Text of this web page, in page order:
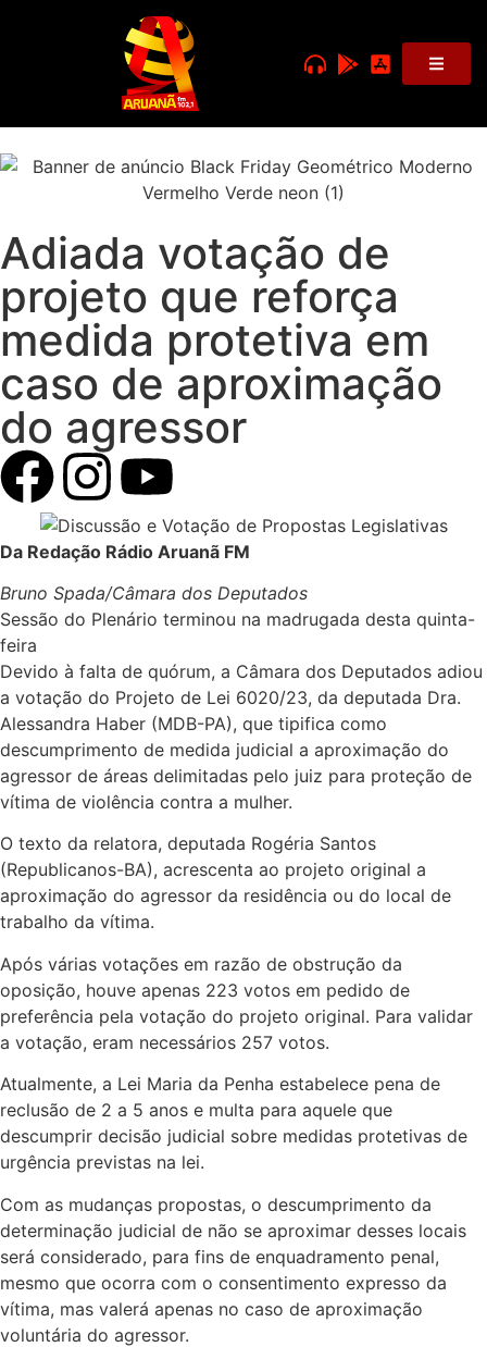
Adiada votação de
projeto que reforça
medida protetiva em
caso de aproximação
do agressor
Da Redação Rádio Aruanã FM
Bruno Spada/Câmara dos Deputados
Sessão do Plenário terminou na madrugada desta quinta-
feira
Devido à falta de quórum, a Câmara dos Deputados adiou
a votação do Projeto de Lei 6020/23, da deputada Dra.
Alessandra Haber (MDB-PA), que tipifica como
descumprimento de medida judicial a aproximação do
agressor de áreas delimitadas pelo juiz para proteção de
vítima de violência contra a mulher.
O texto da relatora, deputada Rogéria Santos
(Republicanos-BA), acrescenta ao projeto original a
aproximação do agressor da residência ou do local de
trabalho da vítima.
Após várias votações em razão de obstrução da
oposição, houve apenas 223 votos em pedido de
preferência pela votação do projeto original. Para validar
a votação, eram necessários 257 votos.
Atualmente, a Lei Maria da Penha estabelece pena de
reclusão de 2 a 5 anos e multa para aquele que
descumprir decisão judicial sobre medidas protetivas de
urgência previstas na lei.
Com as mudanças propostas, o descumprimento da
determinação judicial de não se aproximar desses locais
será considerado, para fins de enquadramento penal,
mesmo que ocorra com o consentimento expresso da
vítima, mas valerá apenas no caso de aproximação
voluntária do agressor.